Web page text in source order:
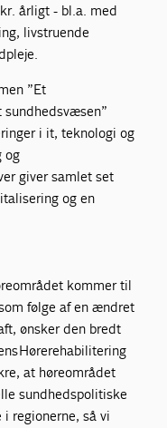
årligt - bl.a. med
livstruende
”Et
i it, teknologi og
og
giver samlet set
og en
kommer til
følge af en ændret
ønsker den bredt
Hørerehabilitering
at høreområdet
sundhedspolitiske
regionerne, så vi